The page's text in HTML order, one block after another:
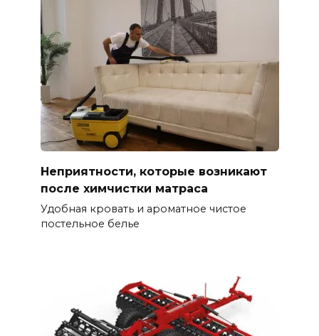
Неприятности, которые возникают
после химчистки матраса
Удобная кровать и ароматное чистое
постельное белье